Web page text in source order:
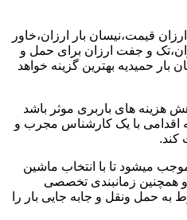
قیمت،نیسان بار ارزان،خاور
و جفت ارزان برای حمل و
بار حمیدیه بهترین گزینه خواهد
هزینه های باربری موثر باشد
اقدامی با یک کارشناس مجرب و
کند.
میشود تا با انتخاب ماشین
همچنین زمانبندی تخصصی
به حمل ونقل و جابه جایی بار را